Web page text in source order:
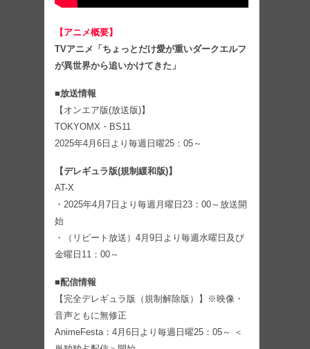
【アニメ概要】
TVアニメ「ちょっとだけ愛が重いダークエルフ
が異世界から追いかけてきた」
■放送情報
【オンエア版(放送版)】
TOKYOMX・BS11
2025年4月6日より毎週日曜25：05～
【デレギュラ版(規制緩和版)】
AT-X
・2025年4月7日より毎週月曜日23：00～放送開
始
・（リピート放送）4月9日より毎週水曜日及び
金曜日11：00～
■配信情報
【完全デレギュラ版（規制解除版）】※映像・
音声ともに無修正
AnimeFesta：4月6日より毎週日曜25：05～ ＜